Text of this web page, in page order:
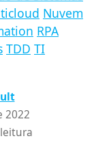
Nuvem
RPA
TDD TI
2022